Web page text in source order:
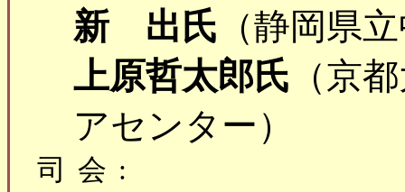
新 出氏 （静岡県
上原哲太郎氏 （京
アセンター）
司会: